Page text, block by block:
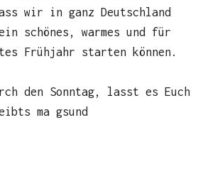
wir in ganz Deutschland
schönes, warmes und für
Frühjahr starten können.
den Sonntag, lasst es Euch
ma gsund